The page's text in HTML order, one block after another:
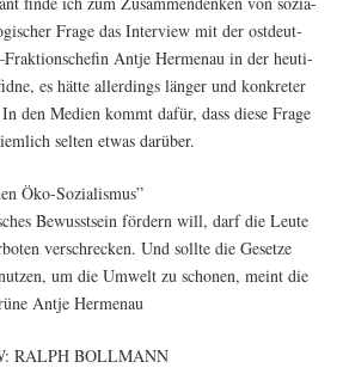
Fra­ge das Inter­view mit der ost­deut­
Ant­je Her­men­au in der heu­ti­
es hät­te aller­dings län­ger und kon­kre­ter
den Medi­en kommt dafür, dass die­se Fra­ge
sel­ten etwas darüber.
Öko-Sozialismus”
Bewusst­sein för­dern will, darf die Leu­te
ver­schre­cken. Und soll­te die Geset­ze
um die Umwelt zu scho­nen, meint die
Ant­je Hermenau
RALPH BOLLMANN